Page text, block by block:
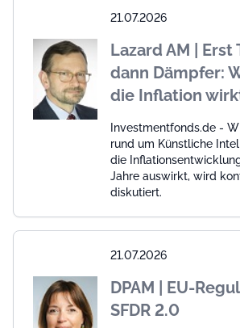
21.07.2026
Lazard AM | Erst
dann Dämpfer:
die Inflation
Investmentfonds.de -
rund um Künstliche
die
Jahre auswirkt, wird
diskutiert.
21.07.2026
DPAM | EU-
SFDR 2.0